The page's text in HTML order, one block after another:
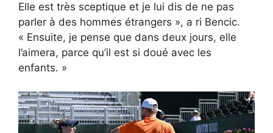
Elle est très sceptique et je lui dis de ne pas
parler à des hommes étrangers », a ri Bencic.
« Ensuite, je pense que dans deux jours, elle
l’aimera, parce qu’il est si doué avec les
enfants. »